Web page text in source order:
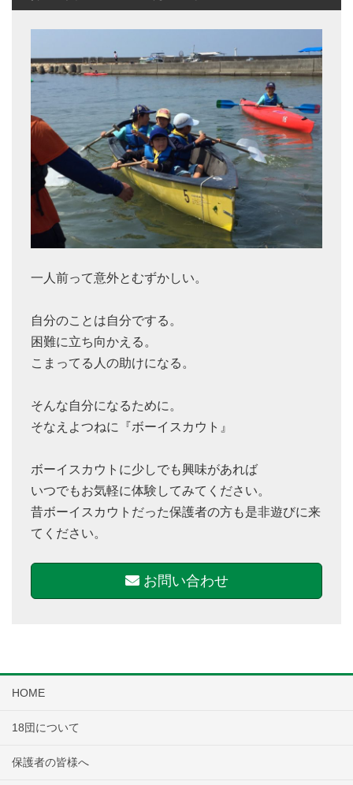
一人前って意外とむずかしい。
自分のことは自分でする。
困難に立ち向かえる。
こまってる人の助けになる。
そんな自分になるために。
そなえよつねに『ボーイスカウト』
ボーイスカウトに少しでも興味があれば
いつでもお気軽に体験してみてください。
昔ボーイスカウトだった保護者の方も是非遊びに来
てください。
お問い合わせ
HOME
18団について
保護者の皆様へ